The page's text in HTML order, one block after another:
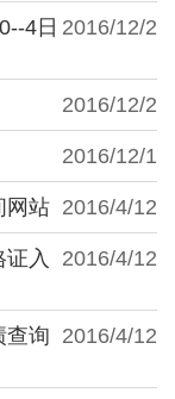
2016/12/2
4日
2016/12/2
2016/12/1
2016/4/12
网站
2016/4/12
入
2016/4/12
查询